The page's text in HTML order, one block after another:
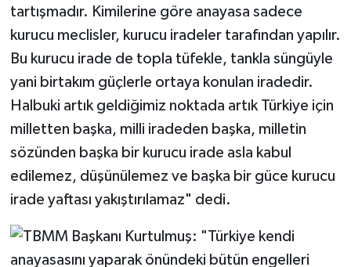
tartışmadır. Kimilerine göre anayasa sadece
kurucu meclisler, kurucu iradeler tarafından yapılır.
Bu kurucu irade de topla tüfekle, tankla süngüyle
yani birtakım güçlerle ortaya konulan iradedir.
Halbuki artık geldiğimiz noktada artık Türkiye için
milletten başka, milli iradeden başka, milletin
sözünden başka bir kurucu irade asla kabul
edilemez, düşünülemez ve başka bir güce kurucu
irade yaftası yakıştırılamaz" dedi.